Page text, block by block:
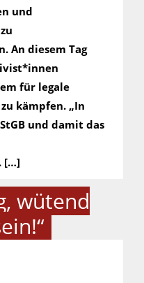
und
An diesem Tag
für legale
kämpfen. „In
und damit das
[…]
wütend